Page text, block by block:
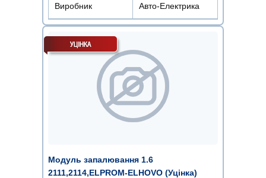
Виробник Авто-Електрика
Модуль запалювання 1.6
2111,2114,ELPROM-ELHOVO (Уцінка)